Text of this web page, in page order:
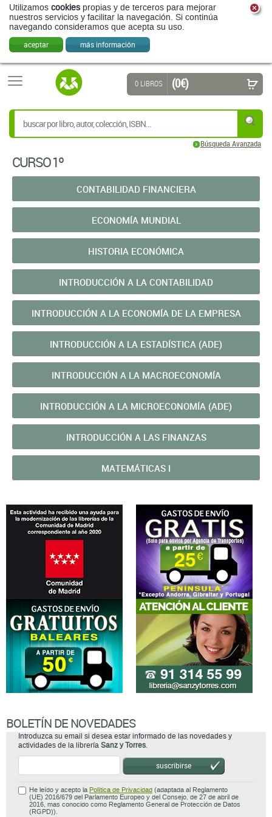
Utilizamos cookies propias y de terceros para mejorar
nuestros servicios y facilitar la navegación. Si continúa
navegando consideramos que acepta su uso.
aceptar más información
Búsqueda Avanzada
0 LIBROS (0 €)
CURSO 1º
CONTABILIDAD FINANCIERA
ECONOMÍA MUNDIAL
HISTORIA ECONÓMICA
INTRODUCCIÓN A LA CONTABILIDAD
INTRODUCCIÓN A LA ECONOMÍA DE LA EMPRESA
INTRODUCCIÓN A LA ESTADÍSTICA (ADE)
INTRODUCCIÓN A LA MACROECONOMÍA
INTRODUCCIÓN A LA MICROECONOMÍA (ADE)
INTRODUCCIÓN A LAS FINANZAS
MATEMÁTICAS I
BOLETÍN DE NOVEDADES
Introduzca su email si desea estar informado de las novedades y
actividades de la librería Sanz y Torres.
suscribirse
He leído y acepto la Política de Privacidad (adaptada al Reglamento
(UE) 2016/679 del Parlamento Europeo y del Consejo, de 27 de abril de
2016, mas conocido como Reglamento General de Protección de Datos
(RGPD)).